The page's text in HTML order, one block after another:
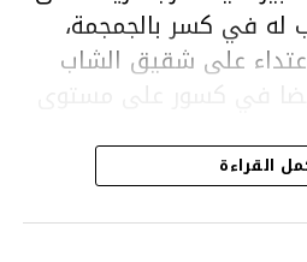
في كسر بالجمجمة،
على شقيق الشاب
في كسور على مستوى
الأمن الوطني بحي
من محاصرة المشتبه به
على التحقيق في خصوص
القراءة